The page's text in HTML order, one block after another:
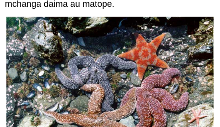
mchanga daima au matope.